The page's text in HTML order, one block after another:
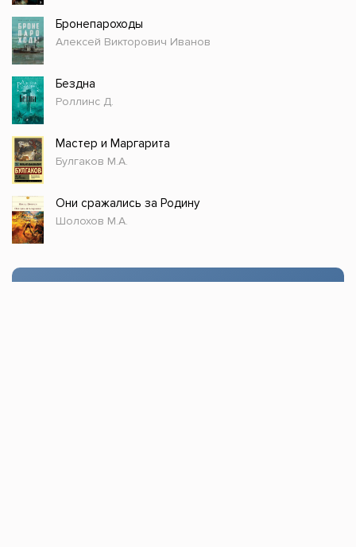
Бронепароходы
Алексей Викторович Иванов
Бездна
Роллинс Д.
Мастер и Маргарита
Булгаков М.А.
Они сражались за Родину
Шолохов М.А.